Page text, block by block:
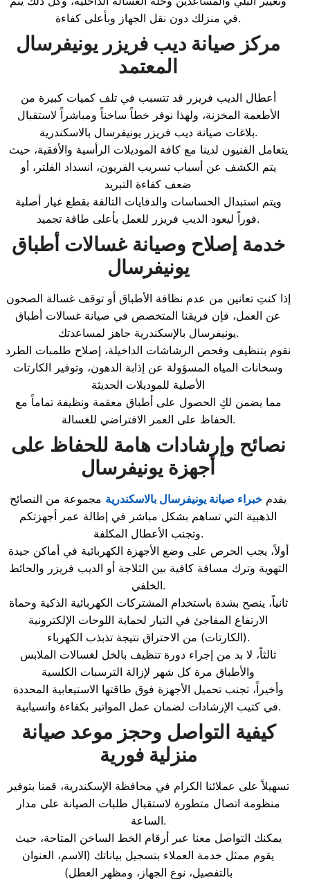
في منزلك دون نقل الجهاز وبأعلى كفاءة.
مركز صيانة ديب فريزر يونيفرسال
المعتمد
أعطال الديب فريزر قد تتسبب في تلف كميات كبيرة من
الأطعمة المخزنة، ولهذا نوفر خطاً ساخناً ومباشراً لاستقبال
بلاغات صيانة ديب فريزر يونيفرسال بالاسكندرية.
يتعامل الفنيون لدينا مع كافة الموديلات الرأسية والأفقية، حيث
يتم الكشف عن أسباب تسريب الفريون، انسداد الفلتر، أو
ضعف كفاءة التبريد
ويتم استبدال الحساسات والدفايات التالفة بقطع غيار أصلية
فوراً ليعود الديب فريزر للعمل بأعلى طاقة تجميد.
خدمة إصلاح وصيانة غسالات أطباق
يونيفرسال
إذا كنتِ تعانين من عدم نظافة الأطباق أو توقف غسالة الصحون
عن العمل، فإن فريقنا المتخصص في صيانة غسالات أطباق
يونيفرسال بالإسكندرية جاهز لمساعدتك.
نقوم بتنظيف وفحص الرشاشات الداخيلة، إصلاح طلمبات الطرد
وسخانات المياه المسؤولة عن إذابة الدهون، وتوفير الكارتات
الأصلية للموديلات الحديثة
مما يضمن لكِ الحصول على أطباق معقمة ونظيفة تماماً مع
الحفاظ على العمر الافتراضي للغسالة.
نصائح وإرشادات هامة للحفاظ على
أجهزة يونيفرسال
يقدم خبراء صيانة يونيفرسال بالاسكندرية مجموعة من النصائح
الذهبية التي تساهم بشكل مباشر في إطالة عمر أجهزتكم
وتجنب الأعطال المكلفة.
أولاً، يجب الحرص على وضع الأجهزة الكهربائية في أماكن جيدة
التهوية وترك مسافة كافية بين الثلاجة أو الديب فريزر والحائط
الخلفي.
ثانياً، ينصح بشدة باستخدام المشتركات الكهربائية الذكية وحماة
الارتفاع المفاجئ في التيار لحماية اللوحات الإلكترونية
(الكارتات) من الاحتراق نتيجة تذبذب الكهرباء.
ثالثاً، لا بد من إجراء دورة تنظيف بالخل لغسالات الملابس
والأطباق مرة كل شهر لإزالة الترسبات الكلسية
وأخيراً، تجنب تحميل الأجهزة فوق طاقتها الاستيعابية المحددة
في كتيب الإرشادات لضمان عمل المواتير بكفاءة وانسيابية.
كيفية التواصل وحجز موعد صيانة
منزلية فورية
تسهيلاً على عملائنا الكرام في محافظة الإسكندرية، قمنا بتوفير
منظومة اتصال متطورة لاستقبال طلبات الصيانة على مدار
الساعة.
يمكنك التواصل معنا عبر أرقام الخط الساخن المتاحة، حيث
يقوم ممثل خدمة العملاء بتسجيل بياناتك (الاسم، العنوان
بالتفصيل، نوع الجهاز، ومظهر العطل)